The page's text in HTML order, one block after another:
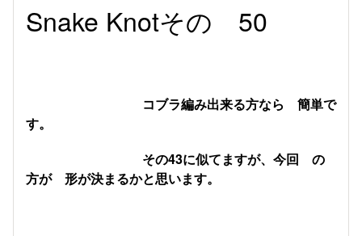
Snake Knotその 50
コブラ編み出来る方なら 簡単で
す。
その43に似てますが、今回 の
方が 形が決まるかと思います。